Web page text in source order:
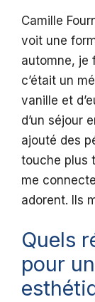
Camille
voit une
automne, je
c’était un
vanille et
d’un séjour
ajouté des
touche plus
me
adorent. Ils
Quels
pour